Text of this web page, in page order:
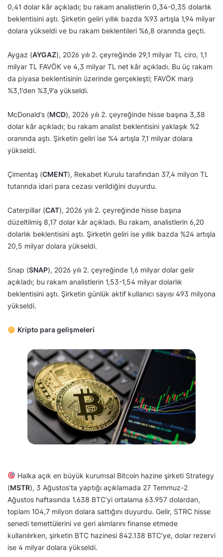
0,41 dolar kâr açıkladı; bu rakam analistlerin 0,34-0,35 dolarlık
beklentisini aştı. Şirketin geliri yıllık bazda %93 artışla 1,94 milyar
dolara yükseldi ve bu rakam beklentileri %6,8 oranında geçti.
Aygaz (AYGAZ), 2026 yılı 2. çeyreğinde 29,1 milyar TL ciro, 1,1
milyar TL FAVÖK ve 4,3 milyar TL net kâr açıkladı. Bu üç rakam
da piyasa beklentisinin üzerinde gerçekleşti; FAVÖK marjı
%3,1’den %3,9’a yükseldi.
McDonald’s (MCD), 2026 yılı 2. çeyreğinde hisse başına 3,38
dolar kâr açıkladı; bu rakam analist beklentisini yaklaşık %2
oranında aştı. Şirketin geliri ise %4 artışla 7,1 milyar dolara
yükseldi.
Çimentaş (CMENT), Rekabet Kurulu tarafından 37,4 milyon TL
tutarında idari para cezası verildiğini duyurdu.
Caterpillar (CAT), 2026 yılı 2. çeyreğinde hisse başına
düzeltilmiş 8,17 dolar kâr açıkladı. Bu rakam, analistlerin 6,20
dolarlık beklentisini aştı. Şirketin geliri ise yıllık bazda %24 artışla
20,5 milyar dolara yükseldi.
Snap (SNAP), 2026 yılı 2. çeyreğinde 1,6 milyar dolar gelir
açıkladı; bu rakam analistlerin 1,53-1,54 milyar dolarlık
beklentisini aştı. Şirketin günlük aktif kullanıcı sayısı 493 milyona
yükseldi.
Kripto para gelişmeleri
Halka açık en büyük kurumsal Bitcoin hazine şirketi Strategy
(MSTR), 3 Ağustos’ta yaptığı açıklamada 27 Temmuz-2
Ağustos haftasında 1.638 BTC’yi ortalama 63.957 dolardan,
toplam 104,7 milyon dolara sattığını duyurdu. Gelir, STRC hisse
senedi temettülerini ve geri alımlarını finanse etmede
kullanılırken, şirketin BTC hazinesi 842.138 BTC’ye, dolar rezervi
ise 4 milyar dolara yükseldi.